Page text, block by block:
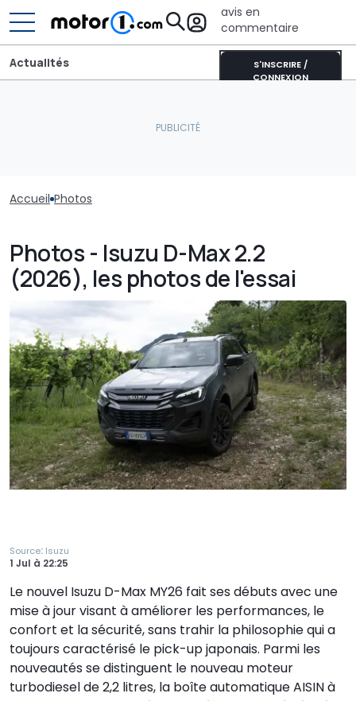
avis en
commentaire
S'INSCRIRE /
CONNEXION
Actualités
Accueil Photos
Photos - Isuzu D-Max 2.2
(2026), les photos de l'essai
Source: Isuzu
1 Jul à 22:25
Le nouvel Isuzu D-Max MY26 fait ses débuts avec une
mise à jour visant à améliorer les performances, le
confort et la sécurité, sans trahir la philosophie qui a
toujours caractérisé le pick-up japonais. Parmi les
nouveautés se distinguent le nouveau moteur
turbodiesel de 2,2 litres, la boîte automatique AISIN à